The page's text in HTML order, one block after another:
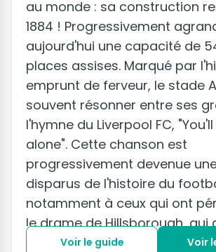
au monde : sa construction
1884 ! Progressivement
aujourd'hui une capacité de
places assises. Marqué par
emprunt de ferveur, le stade
souvent résonner entre ses
l'hymne du Liverpool FC,
alone". Cette chanson est
progressivement devenue
disparus de l'histoire du
notamment à ceux qui ont
le drame de Hillsborough, qui
perdre la vie à 96 supporters
Voir le guide Voir